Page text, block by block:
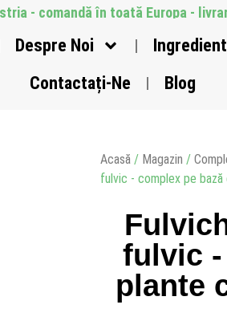
- comandă în toată Europa -
Despre Noi
Contactați-Ne
Blog
Acasă / Magazin /
fulvic - complex pe
fulvic -
plante